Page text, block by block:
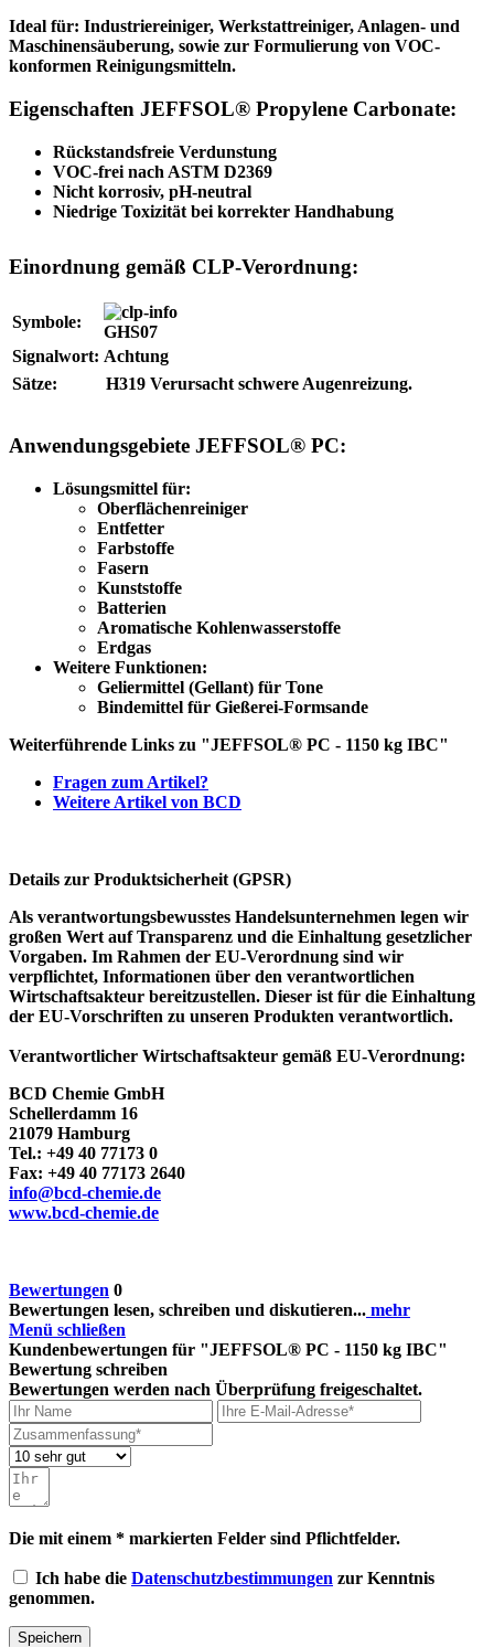
Ideal für: Industriereiniger, Werkstattreiniger, Anlagen- und
Maschinensäuberung, sowie zur Formulierung von VOC-
konformen Reinigungsmitteln.
Eigenschaften JEFFSOL® Propylene Carbonate:
Rückstandsfreie Verdunstung
VOC-frei nach ASTM D2369
Nicht korrosiv, pH-neutral
Niedrige Toxizität bei korrekter Handhabung
Einordnung gemäß CLP-Verordnung:
Symbole:
GHS07
Signalwort: Achtung
Sätze:
H319 Verursacht schwere Augenreizung.
Anwendungsgebiete JEFFSOL® PC:
Lösungsmittel für:
Oberflächenreiniger
Entfetter
Farbstoffe
Fasern
Kunststoffe
Batterien
Aromatische Kohlenwasserstoffe
Erdgas
Weitere Funktionen:
Geliermittel (Gellant) für Tone
Bindemittel für Gießerei-Formsande
Weiterführende Links zu "JEFFSOL® PC - 1150 kg IBC"
Fragen zum Artikel?
Weitere Artikel von BCD
Details zur Produktsicherheit (GPSR)
Als verantwortungsbewusstes Handelsunternehmen legen wir
großen Wert auf Transparenz und die Einhaltung gesetzlicher
Vorgaben. Im Rahmen der EU-Verordnung sind wir
verpflichtet, Informationen über den verantwortlichen
Wirtschaftsakteur bereitzustellen. Dieser ist für die Einhaltung
der EU-Vorschriften zu unseren Produkten verantwortlich.
Verantwortlicher Wirtschaftsakteur gemäß EU-Verordnung:
BCD Chemie GmbH
Schellerdamm 16
21079 Hamburg
Tel.: +49 40 77173 0
Fax: +49 40 77173 2640
info@bcd-chemie.de
www.bcd-chemie.de
Bewertungen 0
Bewertungen lesen, schreiben und diskutieren... mehr
Menü schließen
Kundenbewertungen für "JEFFSOL® PC - 1150 kg IBC"
Bewertung schreiben
Bewertungen werden nach Überprüfung freigeschaltet.
Die mit einem * markierten Felder sind Pflichtfelder.
Ich habe die Datenschutzbestimmungen zur Kenntnis
genommen.
Speichern